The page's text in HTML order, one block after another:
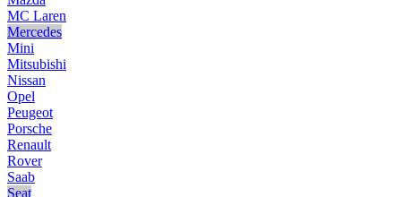
MC Laren
Mercedes
Mini
Mitsubishi
Nissan
Opel
Peugeot
Porsche
Renault
Rover
Saab
Seat